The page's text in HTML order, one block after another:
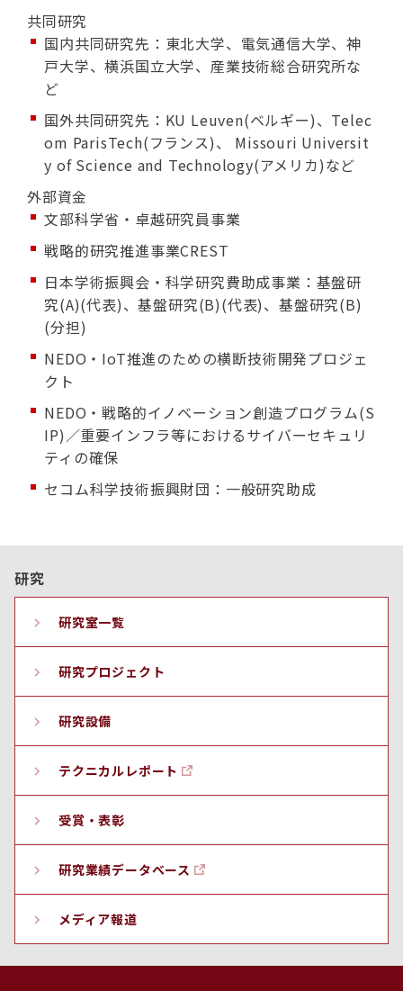
共同研究
国内共同研究先：東北大学、電気通信大学、神
戸大学、横浜国立大学、産業技術総合研究所な
ど
国外共同研究先：KU Leuven(ベルギー)、Telec
om ParisTech(フランス)、 Missouri Universit
y of Science and Technology(アメリカ)など
外部資金
文部科学省・卓越研究員事業
戦略的研究推進事業CREST
日本学術振興会・科学研究費助成事業：基盤研
究(A)(代表)、基盤研究(B)(代表)、基盤研究(B)
(分担)
NEDO・IoT推進のための横断技術開発プロジェ
クト
NEDO・戦略的イノベーション創造プログラム(S
IP)／重要インフラ等におけるサイバーセキュリ
ティの確保
セコム科学技術振興財団：一般研究助成
研究
研究室一覧
研究プロジェクト
研究設備
テクニカルレポート
受賞・表彰
研究業績データベース
メディア報道